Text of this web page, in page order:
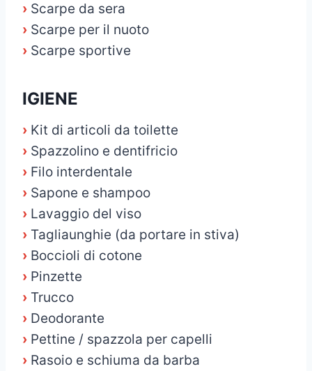
› Scarpe da sera
› Scarpe per il nuoto
› Scarpe sportive
IGIENE
› Kit di articoli da toilette
› Spazzolino e dentifricio
› Filo interdentale
› Sapone e shampoo
› Lavaggio del viso
› Tagliaunghie (da portare in stiva)
› Boccioli di cotone
› Pinzette
› Trucco
› Deodorante
› Pettine / spazzola per capelli
› Rasoio e schiuma da barba